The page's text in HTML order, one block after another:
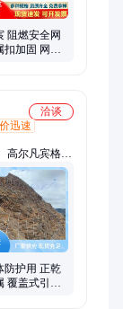
阻燃安全网
扣加固 网布
洽谈
迅速
高尔凡宾格
防护用 正乾
覆盖式引导